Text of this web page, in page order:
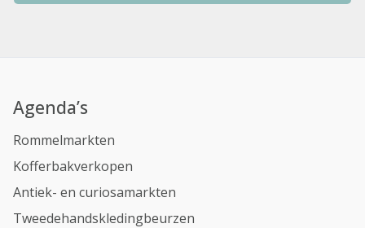
Agenda’s
Rommelmarkten
Kofferbakverkopen
Antiek- en curiosamarkten
Tweedehandskledingbeurzen